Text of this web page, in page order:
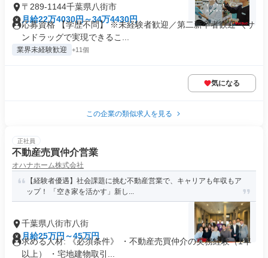
〒289-1144千葉県八街市
月給22万4030円～34万4430円
応募資格 【学歴不問】 ※未経験者歓迎／第二新卒者歓迎 ＼サ
ンドラッグで実現できるこ...
業界未経験歓迎 +11個
気になる
この企業の類似求人を見る
正社員
不動産売買仲介営業
オハナホーム株式会社
【経験者優遇】社会課題に挑む不動産営業で、キャリアも年収もア
ップ！ 「空き家を活かす」新し...
千葉県八街市八街
月給25万円～45万円
求める人材: 《必須条件》 ・不動産売買仲介の実務経験（1年
以上） ・宅地建物取引...